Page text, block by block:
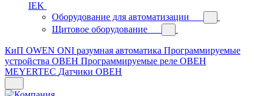
IEK
Оборудование для автоматизации
Щитовое оборудование
КиП OWEN ONI разумная автоматика Программируемые
устройства ОВЕН Программируемые реле ОВЕН
MEYERTEC Датчики ОВЕН